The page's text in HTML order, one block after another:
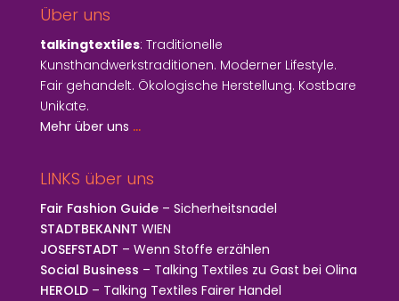
Über uns
talkingtextiles: Traditionelle
Kunsthandwerkstraditionen. Moderner Lifestyle.
Fair gehandelt. Ökologische Herstellung. Kostbare
Unikate.
Mehr über uns …
LINKS über uns
Fair Fashion Guide– Sicherheitsnadel
STADTBEKANNT WIEN
JOSEFSTADT – Wenn Stoffe erzählen
Social Business – Talking Textiles zu Gast bei Olina
HEROLD– Talking Textiles Fairer Handel